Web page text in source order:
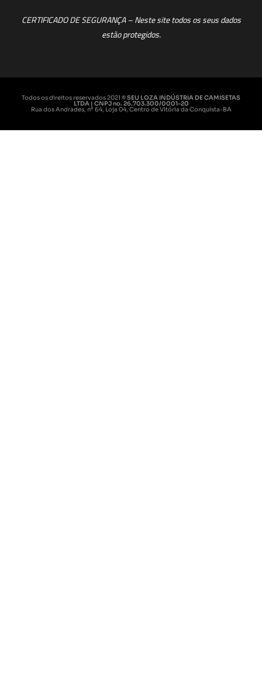
CERTIFICADO DE SEGURANÇA – Neste site todos os seus dados
estão protegidos.
Todos os direitos reservados 2021 © SEU LOZA INDÚSTRIA DE CAMISETAS
LTDA | CNPJ no. 26.703.300/0001-20
Rua dos Andrades, nº 64, Loja 04, Centro de Vitória da Conquista-BA